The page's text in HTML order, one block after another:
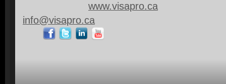
www.visapro.ca
info@visapro.ca